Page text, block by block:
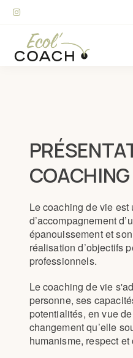
COACHING
Le coaching de vie est
d’accompagnement
épanouissement et
réalisation d’objectifs
professionnels.
Le coaching de vie
personne, ses
potentialités, en vue
changement qu’elle
humanisme, respect